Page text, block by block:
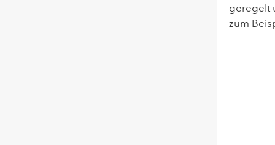
geregelt
zum